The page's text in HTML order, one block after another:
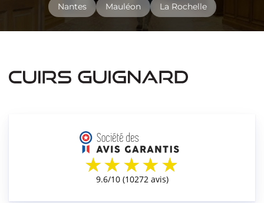
Nantes Mauléon La Rochelle